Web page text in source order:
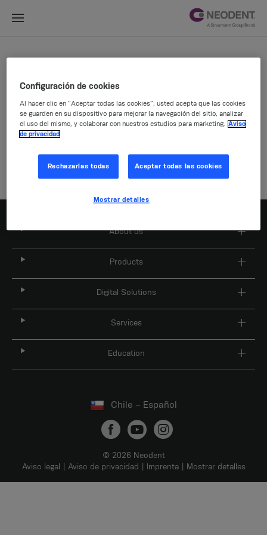
Empresa
About us
Products
Digital Solutions
Services
Education
Chile – Español
© 2026 Neodent
Aviso legal
Aviso de privacidad Imprenta Mostrar detalles
Configuración de cookies
Al hacer clic en “Aceptar todas las cookies”, usted acepta que las cookies
se guarden en su dispositivo para mejorar la navegación del sitio, analizar
el uso del mismo, y colaborar con nuestros estudios para marketing. Aviso
de privacidad
Rechazarlas todas Aceptar todas las cookies
Mostrar detalles